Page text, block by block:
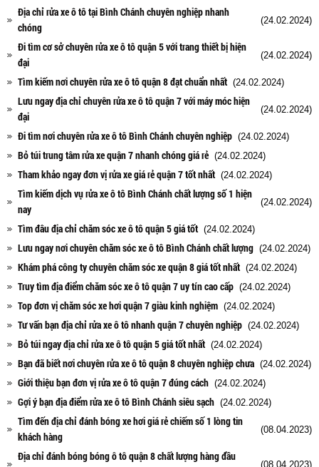
Địa chỉ rửa xe ô tô tại Bình Chánh chuyên nghiệp nhanh
chóng
(24.02.2024)
Đi tìm cơ sở chuyên rửa xe ô tô quận 5 với trang thiết bị hiện
đại
(24.02.2024)
Tìm kiếm nơi chuyên rửa xe ô tô quận 8 đạt chuẩn nhất (24.02.2024)
Lưu ngay địa chỉ chuyên rửa xe ô tô quận 7 với máy móc hiện
đại
(24.02.2024)
Đi tìm nơi chuyên rửa xe ô tô Bình Chánh chuyên nghiệp (24.02.2024)
Bỏ túi trung tâm rửa xe quận 7 nhanh chóng giá rẻ (24.02.2024)
Tham khảo ngay đơn vị rửa xe giá rẻ quận 7 tốt nhất (24.02.2024)
Tìm kiếm dịch vụ rửa xe ô tô Bình Chánh chất lượng số 1 hiện
nay
(24.02.2024)
Tìm đâu địa chỉ chăm sóc xe ô tô quận 5 giá tốt (24.02.2024)
Lưu ngay nơi chuyên chăm sóc xe ô tô Bình Chánh chất lượng (24.02.2024)
Khám phá công ty chuyên chăm sóc xe quận 8 giá tốt nhất (24.02.2024)
Truy tìm địa điểm chăm sóc xe ô tô quận 7 uy tín cao cấp (24.02.2024)
Top đơn vị chăm sóc xe hơi quận 7 giàu kinh nghiệm (24.02.2024)
Tư vấn bạn địa chỉ rửa xe ô tô nhanh quận 7 chuyên nghiệp (24.02.2024)
Bỏ túi ngay địa chỉ rửa xe ô tô quận 5 giá tốt nhất (24.02.2024)
Bạn đã biết nơi chuyên rửa xe ô tô quận 8 chuyên nghiệp chưa (24.02.2024)
Giới thiệu bạn đơn vị rửa xe ô tô quận 7 đúng cách (24.02.2024)
Gợi ý bạn địa điểm rửa xe ô tô Bình Chánh siêu sạch (24.02.2024)
Tìm đến địa chỉ đánh bóng xe hơi giá rẻ chiếm số 1 lòng tin
khách hàng
(08.04.2023)
Địa chỉ đánh bóng bóng ô tô quận 8 chất lượng hàng đầu
(08.04.2023)